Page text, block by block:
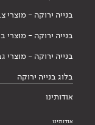
בנייה ירוקה - מוצרי
בנייה ירוקה - מוצרי
בנייה ירוקה - מוצרי
בלוג בנייה ירוקה
אודותינו
אודותינו